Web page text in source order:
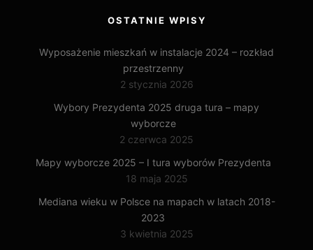
OSTATNIE WPISY
Wyposażenie mieszkań w instalacje 2024 – rozkład
przestrzenny
2 stycznia 2026
Wybory Prezydenta 2025 druga tura – mapy
wyborcze
2 czerwca 2025
Mapy wyborcze 2025 – I tura wyborów Prezydenta
18 maja 2025
Mediana wieku w Polsce na mapach w latach 2018-
2023
3 kwietnia 2025